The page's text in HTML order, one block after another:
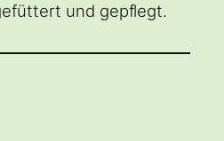
und gepflegt.